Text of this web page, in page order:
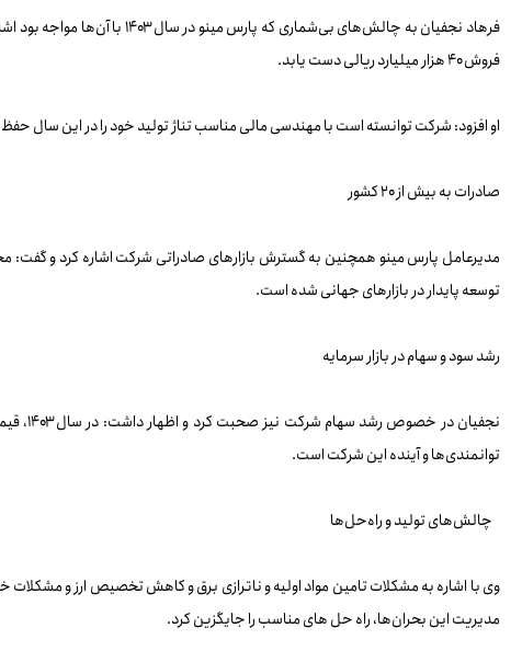
فروش ۴۰ هزار میلیارد ریالی دست یابد.
او افزود: شرکت توانسته است با مهندسی مالی مناسب تناژ تولید خود را در این سال
صادرات به بیش از ۲۰ کشور
توسعه پایدار در بازارهای جهانی شده است.
رشد سود و سهام در بازار سرمایه
توانمندی‌ها و آینده این شرکت است.
چالش‌های تولید و راه‌حل‌ها
وی با اشاره به مشکلات تامین مواد اولیه و ناترازی برق و کاهش تخصیص ارز و
مدیریت این بحران‌ها، راه حل های مناسب را جایگزین کرد.